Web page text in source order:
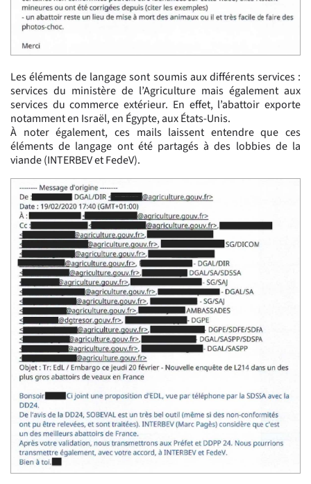
Les éléments de langage sont soumis aux différents services :
services du ministère de l’Agriculture mais également aux
services du commerce extérieur. En effet, l’abattoir exporte
notamment en Israël, en Égypte, aux États-Unis.
À noter également, ces mails laissent entendre que ces
éléments de langage ont été partagés à des lobbies de la
viande (INTERBEV et FedeV).